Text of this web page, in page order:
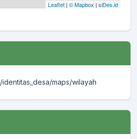
Leaflet | © Mapbox | siDes.id
maps/wilayah